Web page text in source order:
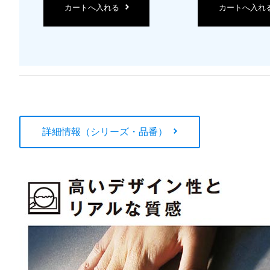
カートへ入れる カートへ入れ
詳細情報（シリーズ・品番）